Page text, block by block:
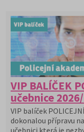
VIP BALÍČEK
učebnice
VIP balíček
dokonalou přípravu